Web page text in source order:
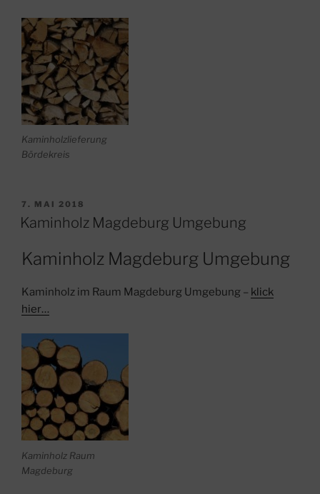
Kaminholzlieferung
Bördekreis
VERÖFFENTLICHT
AM
7. MAI 2018
Kaminholz Magdeburg Umgebung
Kaminholz Magdeburg Umgebung
Kaminholz im Raum Magdeburg Umgebung – klick
hier…
Kaminholz Raum
Magdeburg